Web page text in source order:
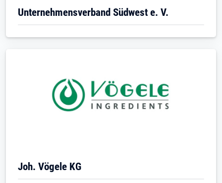
Unternehmensverband Südwest e. V.
Joh. Vögele KG